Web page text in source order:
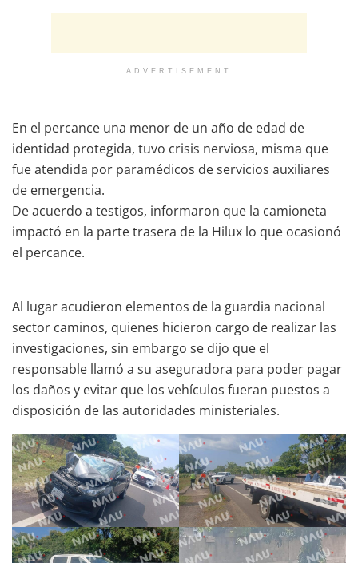
ADVERTISEMENT
En el percance una menor de un año de edad de
identidad protegida, tuvo crisis nerviosa, misma que
fue atendida por paramédicos de servicios auxiliares
de emergencia.
De acuerdo a testigos, informaron que la camioneta
impactó en la parte trasera de la Hilux lo que ocasionó
el percance.
Al lugar acudieron elementos de la guardia nacional
sector caminos, quienes hicieron cargo de realizar las
investigaciones, sin embargo se dijo que el
responsable llamó a su aseguradora para poder pagar
los daños y evitar que los vehículos fueran puestos a
disposición de las autoridades ministeriales.